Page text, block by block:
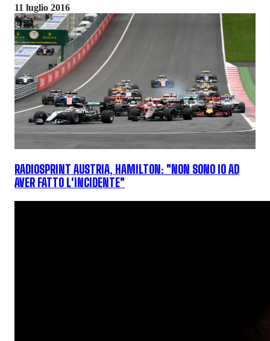
11 luglio 2016
RADIOSPRINT AUSTRIA, HAMILTON: "NON SONO IO AD
AVER FATTO L'INCIDENTE"